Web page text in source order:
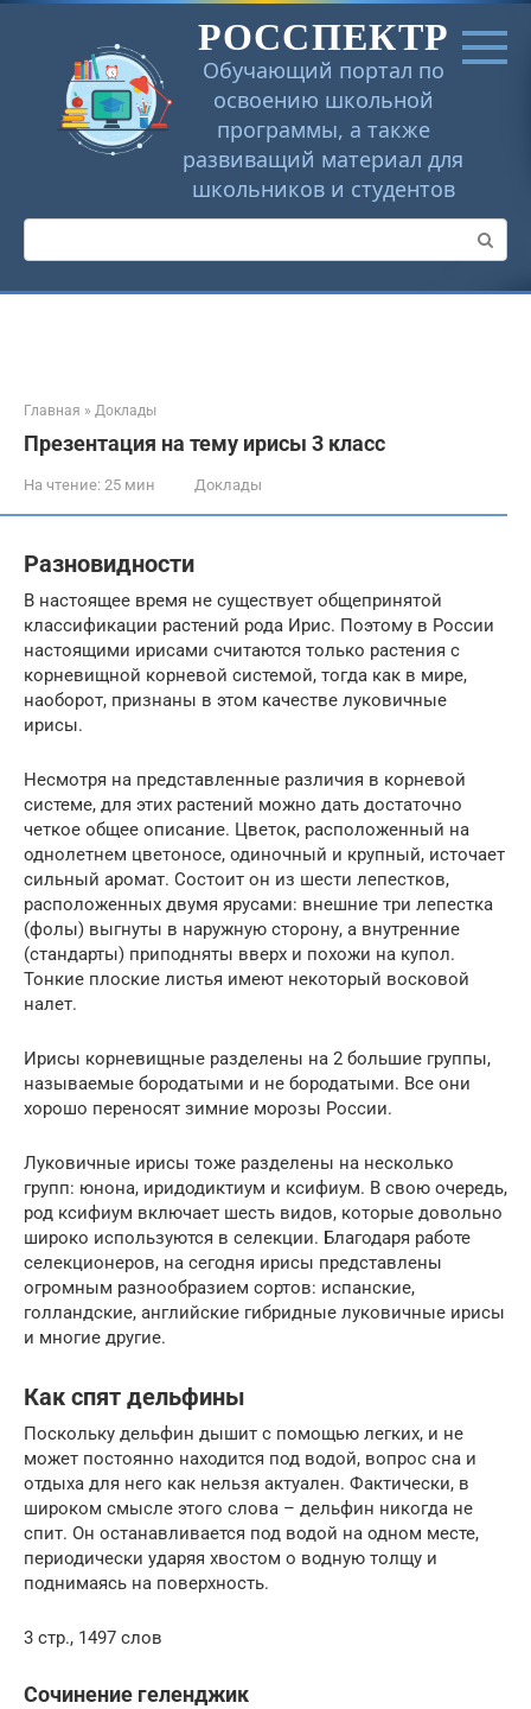
Перейти
РОССПЕКТР
Обучающий портал по
освоению школьной
программы, а также
развиващий материал для
школьников и студентов
Поиск:
Главная » Доклады
Презентация на тему ирисы 3 класс
На чтение: 25 мин Доклады
Разновидности
В настоящее время не существует общепринятой
классификации растений рода Ирис. Поэтому в России
настоящими ирисами считаются только растения с
корневищной корневой системой, тогда как в мире,
наоборот, признаны в этом качестве луковичные
ирисы.
Несмотря на представленные различия в корневой
системе, для этих растений можно дать достаточно
четкое общее описание. Цветок, расположенный на
однолетнем цветоносе, одиночный и крупный, источает
сильный аромат. Состоит он из шести лепестков,
расположенных двумя ярусами: внешние три лепестка
(фолы) выгнуты в наружную сторону, а внутренние
(стандарты) приподняты вверх и похожи на купол.
Тонкие плоские листья имеют некоторый восковой
налет.
Ирисы корневищные разделены на 2 большие группы,
называемые бородатыми и не бородатыми. Все они
хорошо переносят зимние морозы России.
Луковичные ирисы тоже разделены на несколько
групп: юнона, иридодиктиум и ксифиум. В свою очередь,
род ксифиум включает шесть видов, которые довольно
широко используются в селекции. Благодаря работе
селекционеров, на сегодня ирисы представлены
огромным разнообразием сортов: испанские,
голландские, английские гибридные луковичные ирисы
и многие другие.
Как спят дельфины
Поскольку дельфин дышит с помощью легких, и не
может постоянно находится под водой, вопрос сна и
отдыха для него как нельзя актуален. Фактически, в
широком смысле этого слова – дельфин никогда не
спит. Он останавливается под водой на одном месте,
периодически ударяя хвостом о водную толщу и
поднимаясь на поверхность.
3 стр., 1497 слов
Сочинение геленджик